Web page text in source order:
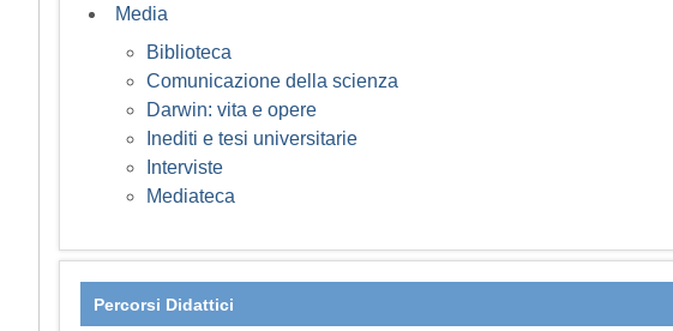
Media
Biblioteca
Comunicazione della scienza
Darwin: vita e opere
Inediti e tesi universitarie
Interviste
Mediateca
Percorsi Didattici